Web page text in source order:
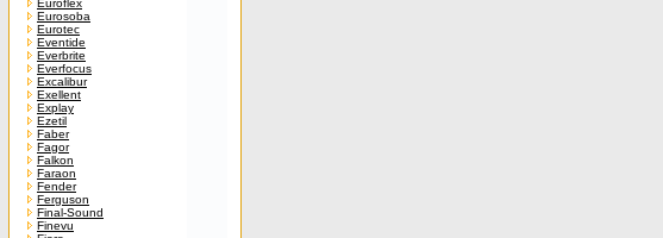
Euroflex
Eurosoba
Eurotec
Eventide
Everbrite
Everfocus
Excalibur
Exellent
Explay
Ezetil
Faber
Fagor
Falkon
Faraon
Fender
Ferguson
Final-Sound
Finevu